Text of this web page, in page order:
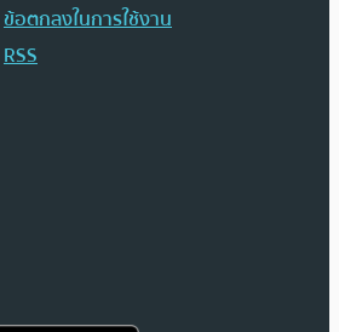
ข้อตกลงในการใช้งาน
RSS